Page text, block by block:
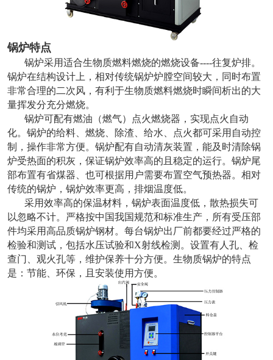
锅炉特点
锅炉采用适合生物质燃料燃烧的燃烧设备----往复炉排。
锅炉在结构设计上，相对传统锅炉炉膛空间较大，同时布置
非常合理的二次风，有利于生物质燃料燃烧时瞬间析出的大
量挥发分充分燃烧。
锅炉可配有燃油（燃气）点火燃烧器，实现点火自动
化。锅炉的给料、燃烧、除渣、给水、点火都可采用自动控
制，操作非常方便。锅炉配有自动清灰装置，能及时清除锅
炉受热面的积灰，保证锅炉效率高的且稳定的运行。锅炉尾
部布置有省煤器、也可根据用户需要布置空气预热器。相对
传统的锅炉，锅炉效率更高，排烟温度低。
采用效率高的保温材料，锅炉表面温度低，散热损失可
以忽略不计。严格按中国我国规范和标准生产，所有受压部
件均采用高品质锅炉钢材。每台锅炉出厂前都要经过严格的
检验和测试，包括水压试验和X射线检测。设置有人孔、检
查门、观火孔等，维护保养十分方便。生物质锅炉的特点
是：节能、环保，且安装使用方便。